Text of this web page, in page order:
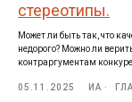
стереотипы.
Может ли быть так, что
недорого? Можно ли
контраргументам
05.11.2025 ИА